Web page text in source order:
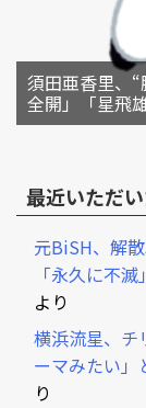
須田亜香里、
全開」「星飛
最近いただ
元BiSH、解
「永久に不
より
横浜流星、チ
ーマみたい」
り